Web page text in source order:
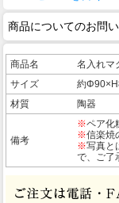
商品についてのお問
商品名
名入れマ
サイズ
約
材質
陶器
備考
※ペア化
※信楽焼
※写真と
で、ご了